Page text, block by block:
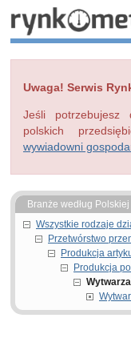
Uwaga! Serwis
Jeśli potrzebujesz
polskich
wywiadowni
Branże według
Wszystkie rodzaje
Przetwórstwo
Produkcja
Produkcja